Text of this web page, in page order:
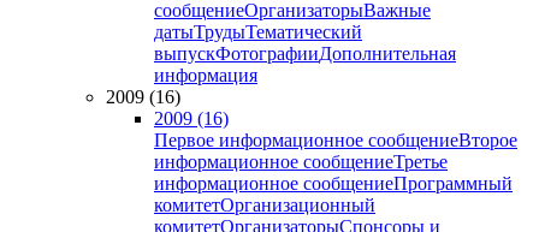
сообщениеОрганизаторыВажные
датыТрудыТематический
выпускФотографииДополнительная
информация
2009 (16)
2009 (16)
Первое информационное сообщениеВторое
информационное сообщениеТретье
информационное сообщениеПрограммный
комитетОрганизационный
комитетОрганизаторыСпонсоры и